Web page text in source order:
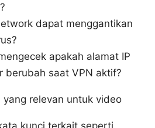
dapat menggantikan
apakah alamat IP
berubah saat VPN aktif?
yang relevan untuk video
kunci terkait seperti